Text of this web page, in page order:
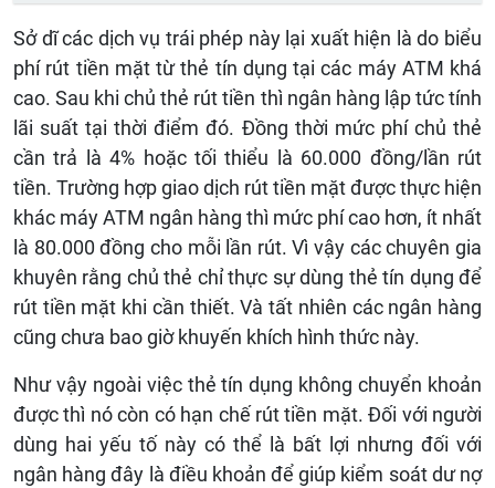
Sở dĩ các dịch vụ trái phép này lại xuất hiện là do biểu
phí rút tiền mặt từ thẻ tín dụng tại các máy ATM khá
cao. Sau khi chủ thẻ rút tiền thì ngân hàng lập tức tính
lãi suất tại thời điểm đó. Đồng thời mức phí chủ thẻ
cần trả là 4% hoặc tối thiểu là 60.000 đồng/lần rút
tiền. Trường hợp giao dịch rút tiền mặt được thực hiện
khác máy ATM ngân hàng thì mức phí cao hơn, ít nhất
là 80.000 đồng cho mỗi lần rút. Vì vậy các chuyên gia
khuyên rằng chủ thẻ chỉ thực sự dùng thẻ tín dụng để
rút tiền mặt khi cần thiết. Và tất nhiên các ngân hàng
cũng chưa bao giờ khuyến khích hình thức này.
Như vậy ngoài việc thẻ tín dụng không chuyển khoản
được thì nó còn có hạn chế rút tiền mặt. Đối với người
dùng hai yếu tố này có thể là bất lợi nhưng đối với
ngân hàng đây là điều khoản để giúp kiểm soát dư nợ